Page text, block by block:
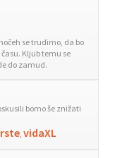
se trudimo, da bo
Kljub temu se
do zamud.
bomo še znižati
, vidaXL